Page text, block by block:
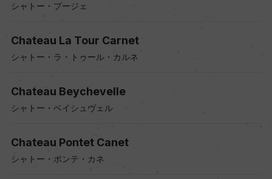
シャトー・プージェ
Chateau La Tour Carnet
シャトー・ラ・トゥール・カルネ
Chateau Beychevelle
シャトー・ベイシュヴェル
Chateau Pontet Canet
シャトー・ポンテ・カネ